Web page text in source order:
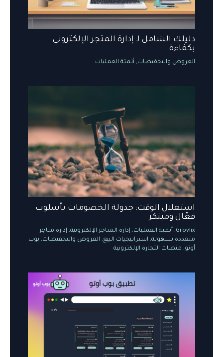
دليلك الشامل لـ إدارة المتجر الإلكتروني
بكفاءة
العروض والتخفيضات, أتمتة العمليات
استغلال الوقت: جدولة الخصومات بأسلوب
فعّال ومبتكر
Grovlix
, أتمتة العمليات,إدارة المتاجر الإلكترونية,إدارة متاجر
متعددة بسهولة, استراتيجيات البيع, العروض والتخفيضات, بوب
أوتو, منصات التجارة الإلكترونية